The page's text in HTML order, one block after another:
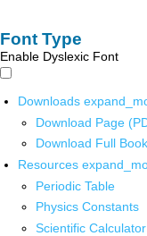
Font Type
Enable Dyslexic Font
Downloads
Download Page
Download Full
Resources
Periodic Table
Physics Constants
Scientific Calculator